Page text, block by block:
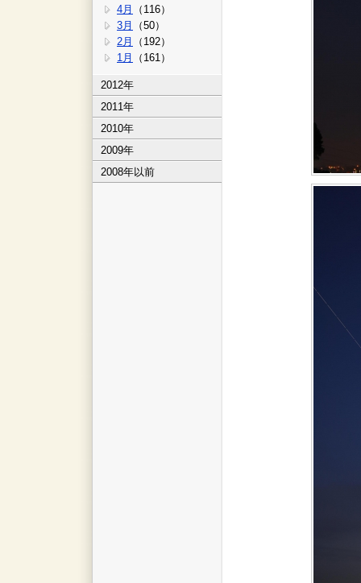
4月
（116）
3月
（50）
2月
（192）
1月
（161）
2012年
2011年
2010年
2009年
2008年以前